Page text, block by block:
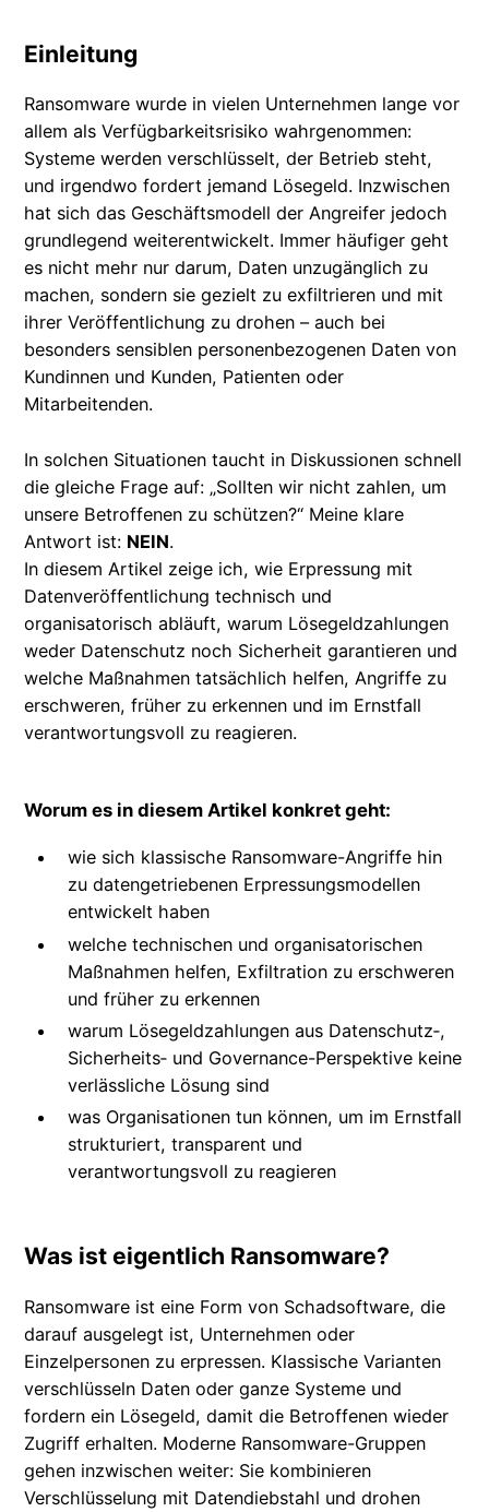
Einleitung
Ransomware wurde in vielen Unternehmen lange vor
allem als Verfügbarkeitsrisiko wahrgenommen:
Systeme werden verschlüsselt, der Betrieb steht,
und irgendwo fordert jemand Lösegeld. Inzwischen
hat sich das Geschäftsmodell der Angreifer jedoch
grundlegend weiterentwickelt. Immer häufiger geht
es nicht mehr nur darum, Daten unzugänglich zu
machen, sondern sie gezielt zu exfiltrieren und mit
ihrer Veröffentlichung zu drohen – auch bei
besonders sensiblen personenbezogenen Daten von
Kundinnen und Kunden, Patienten oder
Mitarbeitenden.
In solchen Situationen taucht in Diskussionen schnell
die gleiche Frage auf: „Sollten wir nicht zahlen, um
unsere Betroffenen zu schützen?“ Meine klare
Antwort ist: NEIN.
In diesem Artikel zeige ich, wie Erpressung mit
Datenveröffentlichung technisch und
organisatorisch abläuft, warum Lösegeldzahlungen
weder Datenschutz noch Sicherheit garantieren und
welche Maßnahmen tatsächlich helfen, Angriffe zu
erschweren, früher zu erkennen und im Ernstfall
verantwortungsvoll zu reagieren.
Worum es in diesem Artikel konkret geht:
wie sich klassische Ransomware-Angriffe hin
zu datengetriebenen Erpressungsmodellen
entwickelt haben
welche technischen und organisatorischen
Maßnahmen helfen, Exfiltration zu erschweren
und früher zu erkennen
warum Lösegeldzahlungen aus Datenschutz‑,
Sicherheits‑ und Governance-Perspektive keine
verlässliche Lösung sind
was Organisationen tun können, um im Ernstfall
strukturiert, transparent und
verantwortungsvoll zu reagieren
Was ist eigentlich Ransomware?
Ransomware ist eine Form von Schadsoftware, die
darauf ausgelegt ist, Unternehmen oder
Einzelpersonen zu erpressen. Klassische Varianten
verschlüsseln Daten oder ganze Systeme und
fordern ein Lösegeld, damit die Betroffenen wieder
Zugriff erhalten. Moderne Ransomware-Gruppen
gehen inzwischen weiter: Sie kombinieren
Verschlüsselung mit Datendiebstahl und drohen